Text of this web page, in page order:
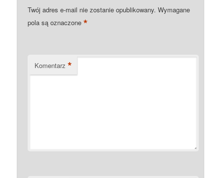
Twój adres e-mail nie zostanie opublikowany. Wymagane
pola są oznaczone*
Komentarz *